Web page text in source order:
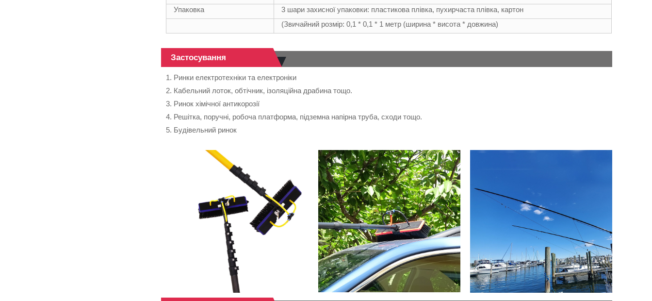
Упаковка
3 шари захисної упаковки: пластикова плівка, пухирчаста плівка, картон
(Звичайний розмір: 0,1 * 0,1 * 1 метр (ширина * висота * довжина)
Застосування
1. Ринки електротехніки та електроніки
2. Кабельний лоток, обтічник, ізоляційна драбина тощо.
3. Ринок хімічної антикорозії
4. Решітка, поручні, робоча платформа, підземна напірна труба, сходи тощо.
5. Будівельний ринок